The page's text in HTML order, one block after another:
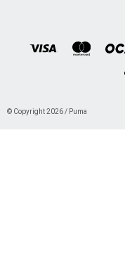
© Copyright 2026 / Puma